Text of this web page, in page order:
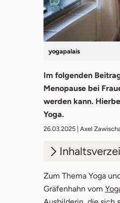
yogapalais
Im folgenden
Menopause bei
werden kann.
Yoga.
26.03.2025 | Axel
1. Wie Yoga
2. Meditation:
Zum Thema Yoga
Gräfenhahn vom